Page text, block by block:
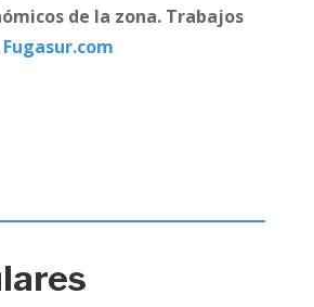
de la zona. Trabajos
Fugasur.com